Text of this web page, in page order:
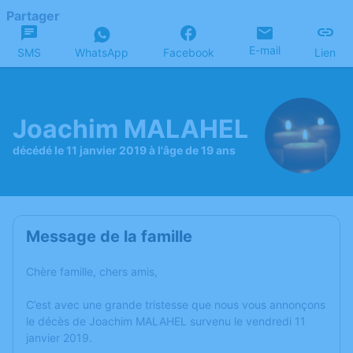
Partager
SMS WhatsApp Facebook E-mail Lien
Joachim MALAHEL
décédé le 11 janvier 2019 à l'âge de 19 ans
Message de la famille
Chère famille, chers amis,
C’est avec une grande tristesse que nous vous annonçons
le décès de Joachim MALAHEL survenu le vendredi 11
janvier 2019.